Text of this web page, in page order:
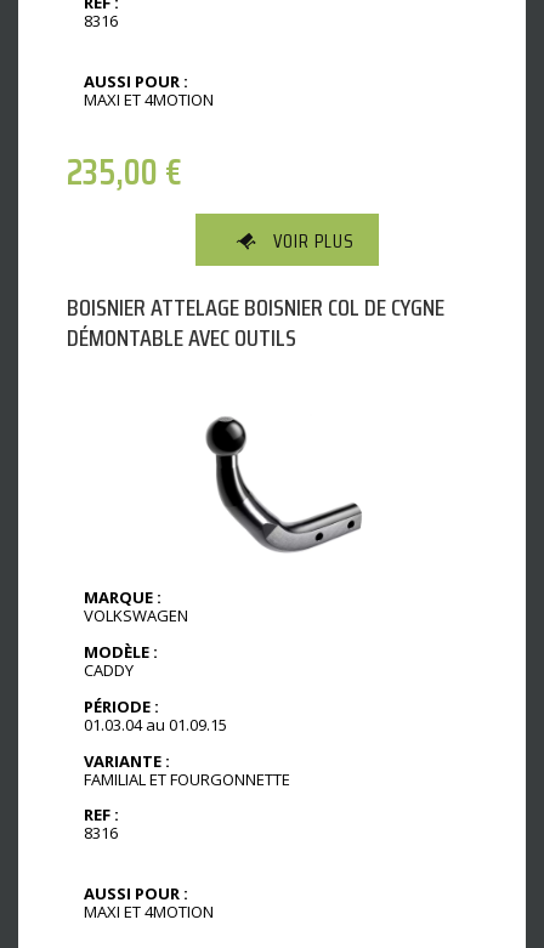
8316
AUSSI POUR :
MAXI ET 4MOTION
235,00€
VOIR PLUS
BOISNIER ATTELAGE BOISNIER COL DE CYGNE
DÉMONTABLE AVEC OUTILS
MARQUE :
VOLKSWAGEN
MODÈLE :
CADDY
PÉRIODE :
01.03.04 au 01.09.15
VARIANTE :
FAMILIAL ET FOURGONNETTE
REF :
8316
AUSSI POUR :
MAXI ET 4MOTION